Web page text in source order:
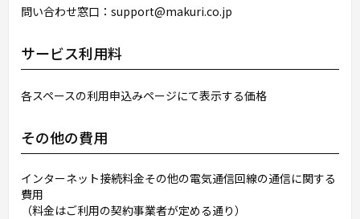
問い合わせ窓口：support@makuri.co.jp
サービス利用料
各スペースの利用申込みページにて表示する価格
その他の費用
インターネット接続料金その他の電気通信回線の通信に関する
費用
（料金はご利用の契約事業者が定める通り）